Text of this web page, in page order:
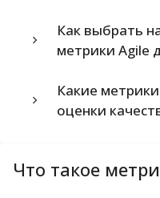
Как выбрать
метрики Agile
Какие
оценки
Что такое